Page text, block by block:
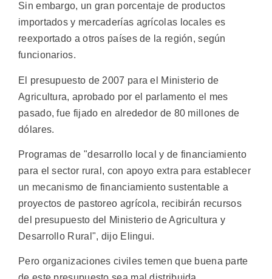
Sin embargo, un gran porcentaje de productos
importados y mercaderías agrícolas locales es
reexportado a otros países de la región, según
funcionarios.
El presupuesto de 2007 para el Ministerio de
Agricultura, aprobado por el parlamento el mes
pasado, fue fijado en alrededor de 80 millones de
dólares.
Programas de "desarrollo local y de financiamiento
para el sector rural, con apoyo extra para establecer
un mecanismo de financiamiento sustentable a
proyectos de pastoreo agrícola, recibirán recursos
del presupuesto del Ministerio de Agricultura y
Desarrollo Rural", dijo Elingui.
Pero organizaciones civiles temen que buena parte